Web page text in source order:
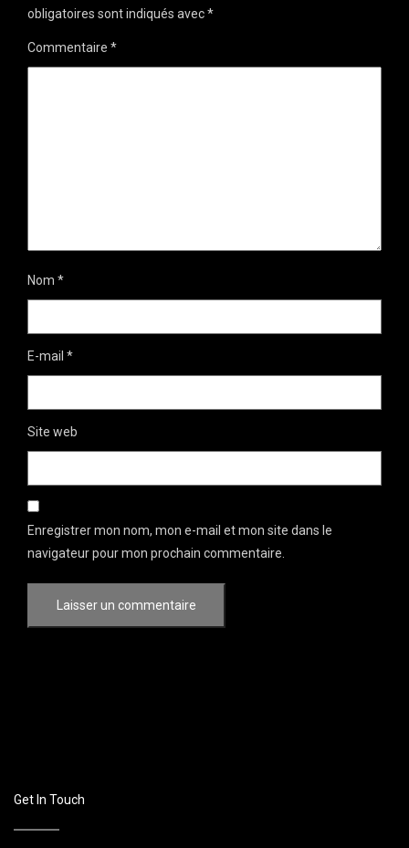
obligatoires sont indiqués avec*
Commentaire *
Nom *
E-mail *
Site web
Enregistrer mon nom, mon e-mail et mon site dans le
navigateur pour mon prochain commentaire.
Get In Touch